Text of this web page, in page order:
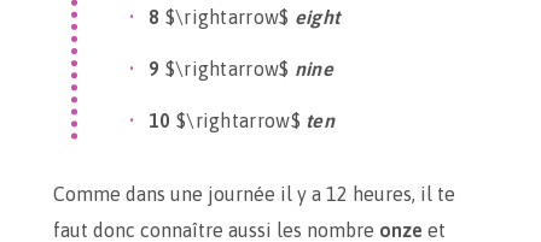
8 $\rightarrow$ eight
9 $\rightarrow$ nine
10 $\rightarrow$ ten
Comme dans une journée il y a 12 heures, il te
faut donc connaître aussi les nombre onze et